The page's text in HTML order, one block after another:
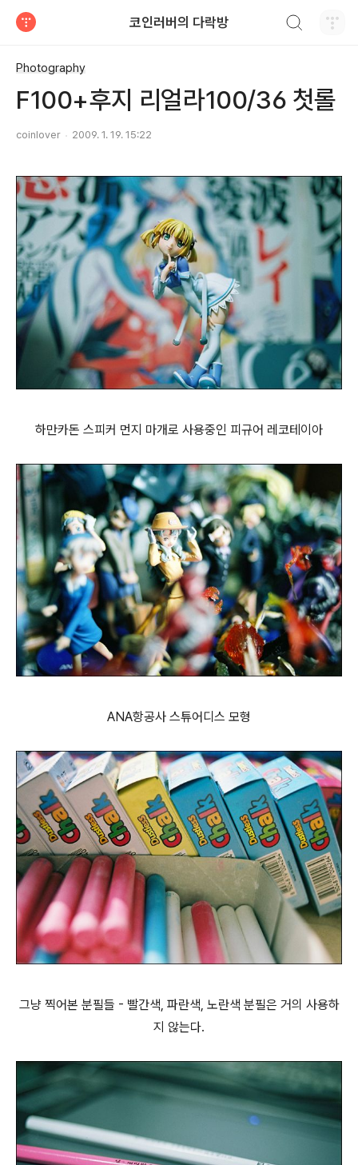
코인러버의 다락방
Photography
F100+후지 리얼라100/36 첫롤
coinlover 2009. 1. 19. 15:22
하만카돈 스피커 먼지 마개로 사용중인 피규어 레코테이아
ANA항공사 스튜어디스 모형
그냥 찍어본 분필들 - 빨간색, 파란색, 노란색 분필은 거의 사용하
지 않는다.